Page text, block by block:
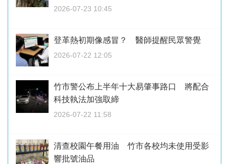
2026-07-23 10:45
登革熱初期像感冒？ 醫師提醒民眾警覺
2026-07-22 12:05
竹市警公布上半年十大易肇事路口 將配合
科技執法加強取締
2026-07-22 11:58
清查校園午餐用油 竹市各校均未使用受影
響批號油品